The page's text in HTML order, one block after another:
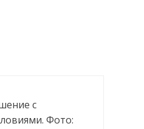
с
Фото: